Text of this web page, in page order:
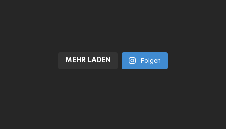
MEHR LADEN Folgen